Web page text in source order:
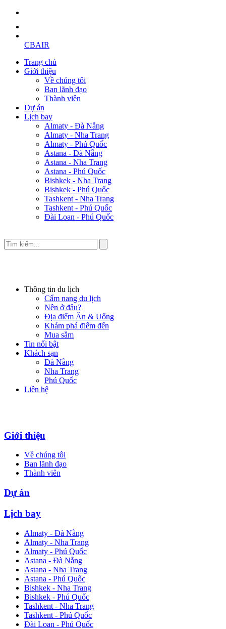
CBAIR
Trang chủ
Giới thiệu
Về chúng tôi
Ban lãnh đạo
Thành viên
Dự án
Lịch bay
Almaty - Đà Nẵng
Almaty - Nha Trang
Almaty - Phú Quốc
Astana - Đà Nẵng
Astana - Nha Trang
Astana - Phú Quốc
Bishkek - Nha Trang
Bishkek - Phú Quốc
Tashkent - Nha Trang
Tashkent - Phú Quốc
Đài Loan - Phú Quốc
Thông tin du lịch
Cẩm nang du lịch
Nên ở đâu?
Địa điểm Ăn & Uống
Khám phá điểm đến
Mua sắm
Tin nổi bật
Khách sạn
Đà Nẵng
Nha Trang
Phú Quốc
Liên hệ
Giới thiệu
Về chúng tôi
Ban lãnh đạo
Thành viên
Dự án
Lịch bay
Almaty - Đà Nẵng
Almaty - Nha Trang
Almaty - Phú Quốc
Astana - Đà Nẵng
Astana - Nha Trang
Astana - Phú Quốc
Bishkek - Nha Trang
Bishkek - Phú Quốc
Tashkent - Nha Trang
Tashkent - Phú Quốc
Đài Loan - Phú Quốc